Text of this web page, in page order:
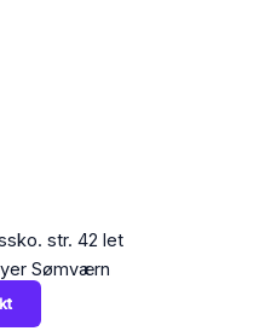
str. 42 let
Sømværn